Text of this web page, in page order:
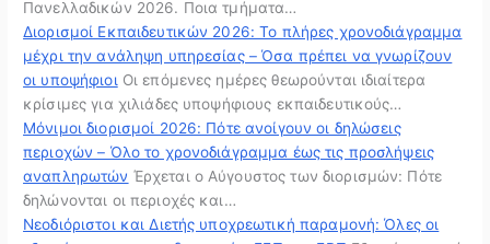
Πανελλαδικών 2026. Ποια τμήματα…
Διορισμοί Εκπαιδευτικών 2026: Το πλήρες χρονοδιάγραμμα
μέχρι την ανάληψη υπηρεσίας – Όσα πρέπει να γνωρίζουν
οι υποψήφιοι Οι επόμενες ημέρες θεωρούνται ιδιαίτερα
κρίσιμες για χιλιάδες υποψήφιους εκπαιδευτικούς…
Μόνιμοι διορισμοί 2026: Πότε ανοίγουν οι δηλώσεις
περιοχών – Όλο το χρονοδιάγραμμα έως τις προσλήψεις
αναπληρωτών Έρχεται ο Αύγουστος των διορισμών: Πότε
δηλώνονται οι περιοχές και…
Νεοδιόριστοι και Διετής υποχρεωτική παραμονή: Όλες οι